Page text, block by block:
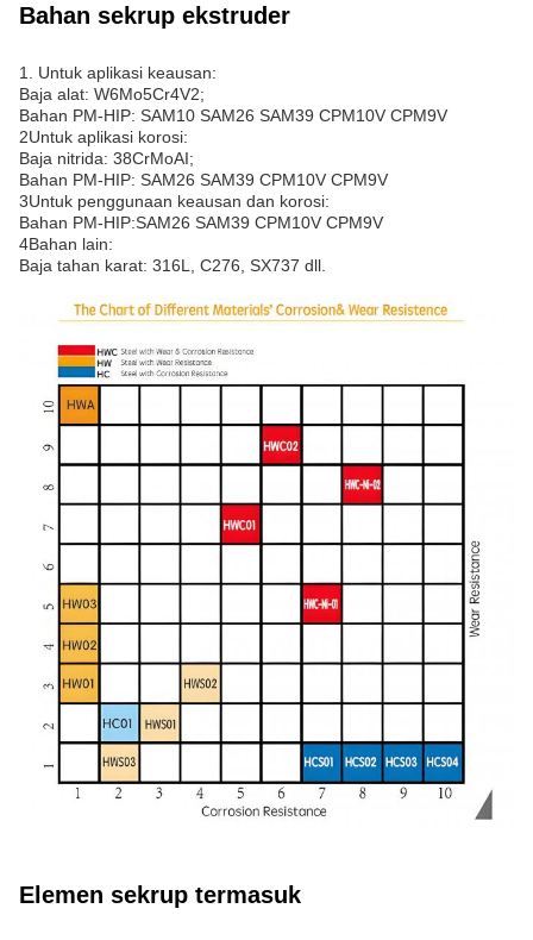
Bahan sekrup ekstruder
1. Untuk aplikasi keausan:
Baja alat: W6Mo5Cr4V2;
Bahan PM-HIP: SAM10 SAM26 SAM39 CPM10V CPM9V
2Untuk aplikasi korosi:
Baja nitrida: 38CrMoAI;
Bahan PM-HIP: SAM26 SAM39 CPM10V CPM9V
3Untuk penggunaan keausan dan korosi:
Bahan PM-HIP:SAM26 SAM39 CPM10V CPM9V
4Bahan lain:
Baja tahan karat: 316L, C276, SX737 dll.
Elemen sekrup termasuk